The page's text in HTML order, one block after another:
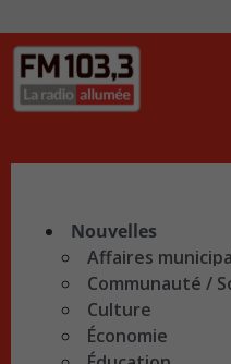
Nouvelles
Affaires
Communauté /
Culture
Économie